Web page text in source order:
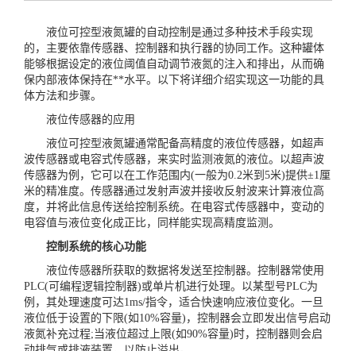
液位可控型液氮罐的自动控制是通过多种技术手段实现
的，主要依靠传感器、控制器和执行器的协同工作。这种罐体
能够根据设定的液位阈值自动调节液氮的注入和排出，从而确
保内部液体保持在**水平。以下将详细介绍实现这一功能的具
体方法和步骤。
液位传感器的应用
液位可控型液氮罐通常配备高精度的液位传感器，如超声
波传感器或电容式传感器，来实时监测液氮的液位。以超声波
传感器为例，它可以在工作范围内(一般为0.2米到5米)提供±1厘
米的精准度。传感器通过发射声波并接收反射波来计算液位高
度，并将此信息传送给控制系统。在电容式传感器中，变动的
电容值与液位变化成正比，同样能实现高精度监测。
控制系统的核心功能
液位传感器所获取的数据将发送至控制器。控制器常使用
PLC(可编程逻辑控制器)或单片机进行处理。以某型号PLC为
例，其处理速度可达1ms/指令，适合快速响应液位变化。一旦
液位低于设置的下限(如10%容量)，控制器会立即发出信号启动
液氮补充过程;当液位超过上限(如90%容量)时，控制器则会启